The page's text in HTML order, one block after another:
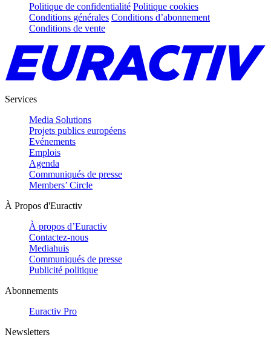
Politique de confidentialité Politique cookies
Conditions générales Conditions d’abonnement
Conditions de vente
Services
Media Solutions
Projets publics européens
Evénements
Emplois
Agenda
Communiqués de presse
Members’ Circle
À Propos d'Euractiv
À propos d’Euractiv
Contactez-nous
Mediahuis
Communiqués de presse
Publicité politique
Abonnements
Euractiv Pro
Newsletters